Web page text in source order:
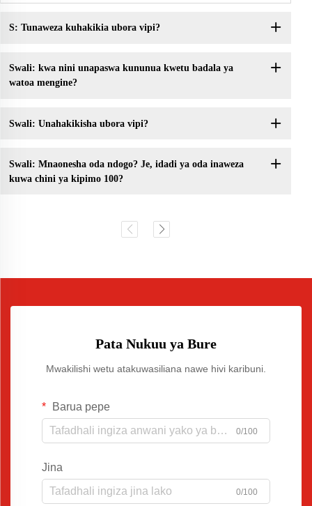
S: Tunaweza kuhakikia ubora vipi?
Swali: kwa nini unapaswa kununua kwetu badala ya
watoa mengine?
Swali: Unahakikisha ubora vipi?
Swali: Mnaonesha oda ndogo? Je, idadi ya oda inaweza
kuwa chini ya kipimo 100?
Pata Nukuu ya Bure
Mwakilishi wetu atakuwasiliana nawe hivi karibuni.
Barua pepe
0/100
Jina
0/100